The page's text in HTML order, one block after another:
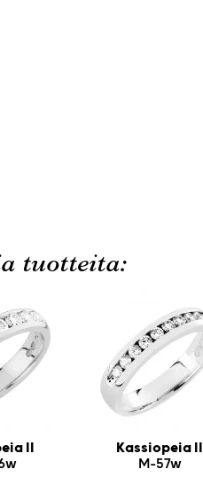
tuotteita:
II
Kassiopeia II
M-57w